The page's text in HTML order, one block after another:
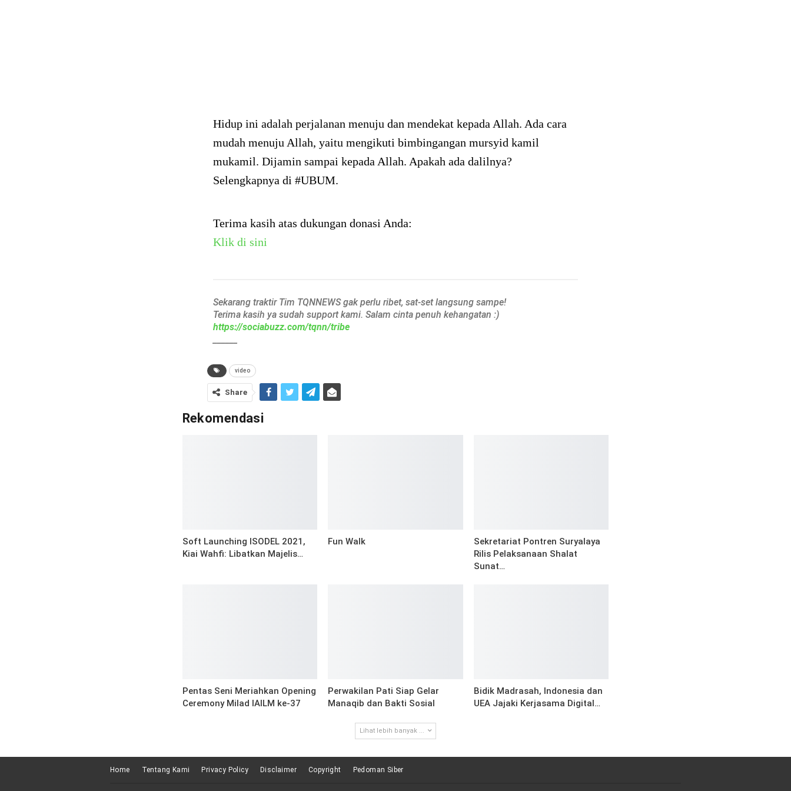
Hidup ini adalah perjalanan menuju dan mendekat kepada Allah. Ada cara
mudah menuju Allah, yaitu mengikuti bimbingangan mursyid kamil
mukamil. Dijamin sampai kepada Allah. Apakah ada dalilnya?
Selengkapnya di #UBUM.
Terima kasih atas dukungan donasi Anda:
Klik di sini
Sekarang traktir Tim TQNNEWS gak perlu ribet, sat-set langsung sampe!
Terima kasih ya sudah support kami. Salam cinta penuh kehangatan :)
https://sociabuzz.com/tqnn/tribe
video
Share
Rekomendasi
Soft Launching ISODEL 2021,
Kiai Wahfi: Libatkan Majelis…
Fun Walk
Sekretariat Pontren Suryalaya
Rilis Pelaksanaan Shalat
Sunat…
Pentas Seni Meriahkan Opening
Ceremony Milad IAILM ke-37
Perwakilan Pati Siap Gelar
Manaqib dan Bakti Sosial
Bidik Madrasah, Indonesia dan
UEA Jajaki Kerjasama Digital…
Lihat lebih banyak ...
Home Tentang Kami Privacy Policy Disclaimer Copyright Pedoman Siber